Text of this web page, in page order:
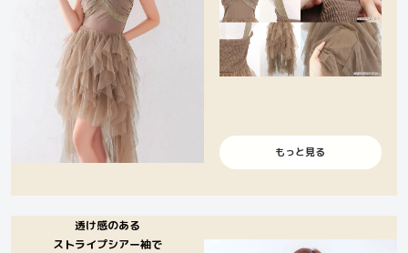
もっと見る
透け感のある
ストライプシアー袖で